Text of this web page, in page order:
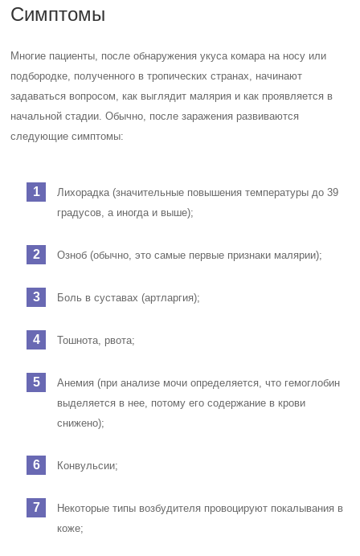
Симптомы
Многие пациенты, после обнаружения укуса комара на носу или
подбородке, полученного в тропических странах, начинают
задаваться вопросом, как выглядит малярия и как проявляется в
начальной стадии. Обычно, после заражения развиваются
следующие симптомы:
Лихорадка (значительные повышения температуры до 39
градусов, а иногда и выше);
Озноб (обычно, это самые первые признаки малярии);
Боль в суставах (артларгия);
Тошнота, рвота;
Анемия (при анализе мочи определяется, что гемоглобин
выделяется в нее, потому его содержание в крови
снижено);
Конвульсии;
Некоторые типы возбудителя провоцируют покалывания в
коже;